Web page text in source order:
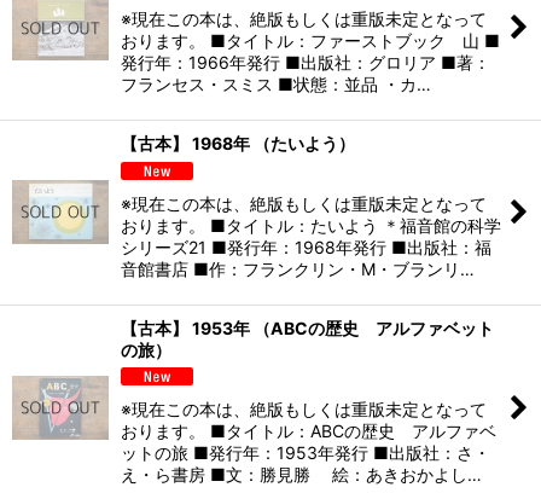
※現在この本は、絶版もしくは重版未定となって
おります。 ■タイトル：ファーストブック 山 ■
発行年：1966年発行 ■出版社：グロリア ■著：
フランセス・スミス ■状態：並品 ・カ…
【古本】 1968年 （たいよう）
※現在この本は、絶版もしくは重版未定となって
おります。 ■タイトル：たいよう ＊福音館の科学
シリーズ21 ■発行年：1968年発行 ■出版社：福
音館書店 ■作：フランクリン・M・ブランリ…
【古本】 1953年 （ABCの歴史 アルファベット
の旅）
※現在この本は、絶版もしくは重版未定となって
おります。 ■タイトル：ABCの歴史 アルファベ
ットの旅 ■発行年：1953年発行 ■出版社：さ・
え・ら書房 ■文：勝見勝 絵：あきおかよし…